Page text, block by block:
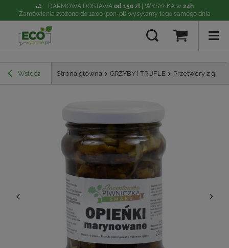
DARMOWA DOSTAWA od 150 zł | WYSYŁKA w 24h
Zamówienia złożone do 12:00 (pon-pt) wysyłamy tego samego dnia
Wstecz Strona główna GRZYBY I TRUFLE Przetwory z